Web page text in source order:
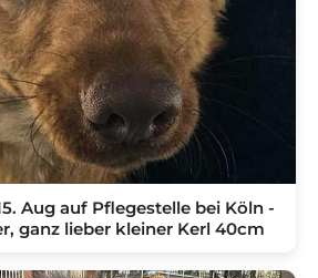
Aug auf Pflegestelle bei Köln -
ganz lieber kleiner Kerl 40cm